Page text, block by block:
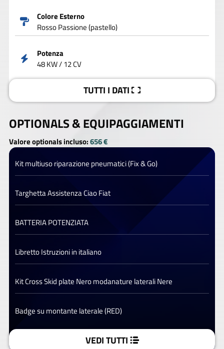
Colore Esterno
Rosso Passione (pastello)
Potenza
48 KW / 12 CV
TUTTI I DATI
OPTIONALS &EQUIPAGGIAMENTI
Valore optionals incluso:656 €
Kit multiuso riparazione pneumatici (Fix & Go)
Targhetta Assistenza Ciao Fiat
BATTERIA POTENZIATA
Libretto Istruzioni in italiano
Kit Cross Skid plate Nero modanature laterali Nere
Badge su montante laterale (RED)
VEDI TUTTI